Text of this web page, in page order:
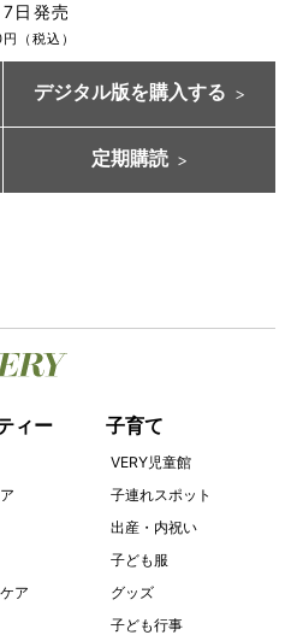
日発売
（税込）
デジタル版を購入する
定期購読
ィー
ア
子育て
VERY児童館
子連れスポット
出産・内祝い
子ども服
グッズ
子ども行事